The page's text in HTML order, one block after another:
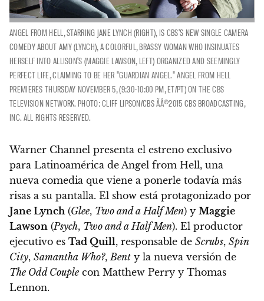
ANGEL FROM HELL, STARRING JANE LYNCH (RIGHT), IS CBS'S NEW SINGLE CAMERA
COMEDY ABOUT AMY (LYNCH), A COLORFUL, BRASSY WOMAN WHO INSINUATES
HERSELF INTO ALLISON'S (MAGGIE LAWSON, LEFT) ORGANIZED AND SEEMINGLY
PERFECT LIFE, CLAIMING TO BE HER "GUARDIAN ANGEL." ANGEL FROM HELL
PREMIERES THURSDAY NOVEMBER 5, (9:30-10:00 PM, ET/PT) ON THE CBS
TELEVISION NETWORK. PHOTO: CLIFF LIPSON/CBS ÃÂ©2015 CBS BROADCASTING,
INC. ALL RIGHTS RESERVED.
Warner Channel presenta el estreno exclusivo
para Latinoamérica de Angel from Hell, una
nueva comedia que viene a ponerle todavía más
risas a su pantalla. El show está protagonizado por
Jane Lynch (Glee, Two and a Half Men) y Maggie
Lawson (Psych, Two and a Half Men). El productor
ejecutivo es Tad Quill, responsable de Scrubs, Spin
City, Samantha Who?, Bent y la nueva versión de
The Odd Couple con Matthew Perry y Thomas
Lennon.